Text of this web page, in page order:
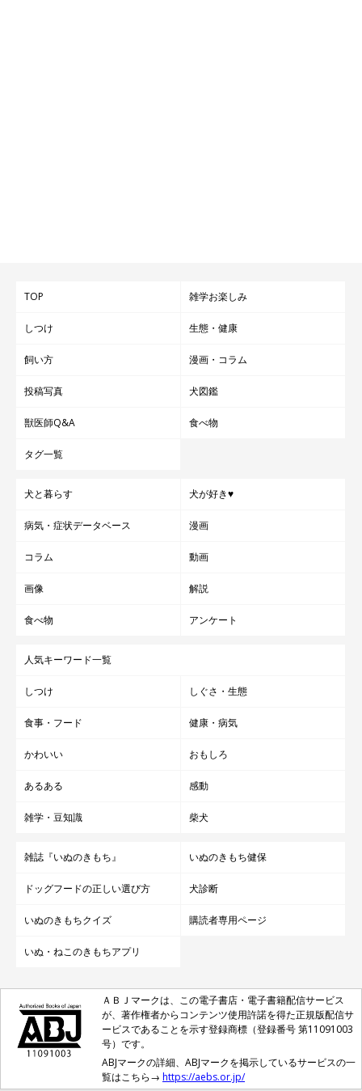
TOP 雑学お楽しみ
しつけ 生態・健康
飼い方 漫画・コラム
投稿写真 犬図鑑
獣医師Q&A 食べ物
タグ一覧
犬と暮らす 犬が好き♥
病気・症状データベース 漫画
コラム 動画
画像 解説
食べ物 アンケート
人気キーワード一覧
しつけ しぐさ・生態
食事・フード 健康・病気
かわいい おもしろ
あるある 感動
雑学・豆知識 柴犬
雑誌『いぬのきもち』 いぬのきもち健保
ドッグフードの正しい選び方 犬診断
いぬのきもちクイズ 購読者専用ページ
いぬ・ねこのきもちアプリ
ＡＢＪマークは、この電子書店・電子書籍配信サービス
が、著作権者からコンテンツ使用許諾を得た正規版配信サ
ービスであることを示す登録商標（登録番号 第11091003
号）です。
ABJマークの詳細、ABJマークを掲示しているサービスの一
覧はこちら→ https://aebs.or.jp/